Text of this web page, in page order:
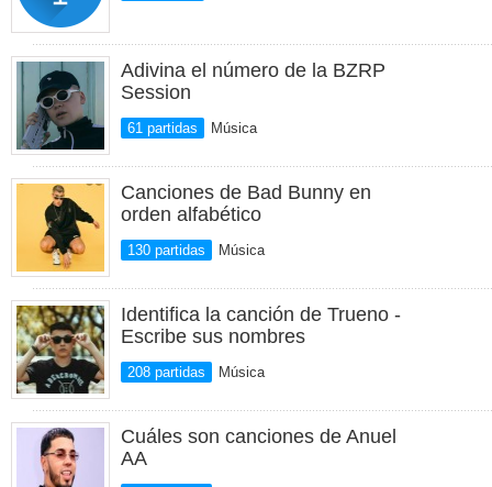
Adivina el número de la BZRP
Session
61 partidas Música
Canciones de Bad Bunny en
orden alfabético
130 partidas Música
Identifica la canción de Trueno -
Escribe sus nombres
208 partidas Música
Cuáles son canciones de Anuel
AA